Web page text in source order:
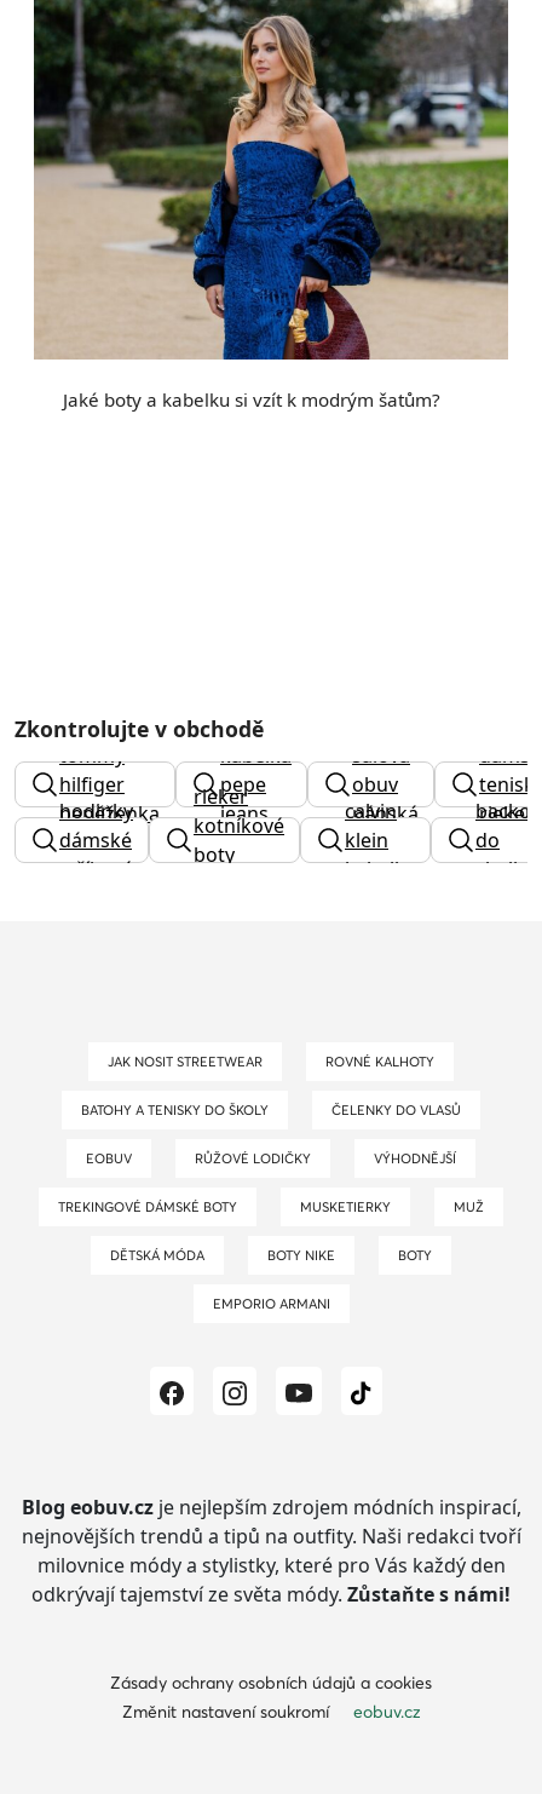
Jaké boty a kabelku si vzít k modrým šatům?
Zkontrolujte v obchodě
tommy
hilfiger
peněženka
kabelka
pepe
jeans
sálová
obuv
pánská
rieker
hodinky
dámské
stříbrné
rieker
kotníkové
boty
calvin
klein
kabelky
do
skolky
JAK NOSIT STREETWEAR ROVNÉ KALHOTY
BATOHY A TENISKY DO ŠKOLY ČELENKY DO VLASŮ
EOBUV RŮŽOVÉ LODIČKY VÝHODNĚJŠÍ
TREKINGOVÉ DÁMSKÉ BOTY MUSKETIERKY MUŽ
DĚTSKÁ MÓDA BOTY NIKE BOTY
EMPORIO ARMANI
Blog eobuv.czje nejlepším zdrojem módních inspirací,
nejnovějších trendů a tipů na outfity. Naši redakci tvoří
milovnice módy a stylistky, které pro Vás každý den
odkrývají tajemství ze světa módy. Zůstaňte s námi!
Zásady ochrany osobních údajů a cookies
Změnit nastavení soukromí
eobuv.cz